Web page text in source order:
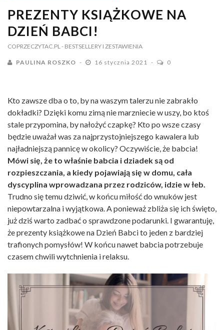
PREZENTY KSIĄŻKOWE NA
DZIEŃ BABCI!
COPRZECZYTAC.PL - BESTSELLERY I ZESTAWIENIA
PAULINA ROSZKO 16 stycznia 2021 0
Kto zawsze dba o to, by na waszym talerzu nie zabrakło
dokładki? Dzięki komu zimą nie marzniecie w uszy, bo ktoś
stale przypomina, by nałożyć czapkę? Kto po wsze czasy
będzie uważał was za najprzystojniejszego kawalera lub
najładniejszą pannicę w okolicy? Oczywiście, że babcia!
Mówi się, że to właśnie babcia i dziadek są od
rozpieszczania, a kiedy pojawiają się w domu, cała
dyscyplina wprowadzana przez rodziców, idzie w łeb.
Trudno się temu dziwić, w końcu miłość do wnuków jest
niepowtarzalna i wyjątkowa. A ponieważ zbliża się ich święto,
już dziś warto zadbać o sprawdzone podarunki. I gwarantuję,
że prezenty książkowe na Dzień Babci to jeden z bardziej
trafionych pomysłów! W końcu nawet babcia potrzebuje
czasem chwili wytchnienia i relaksu.